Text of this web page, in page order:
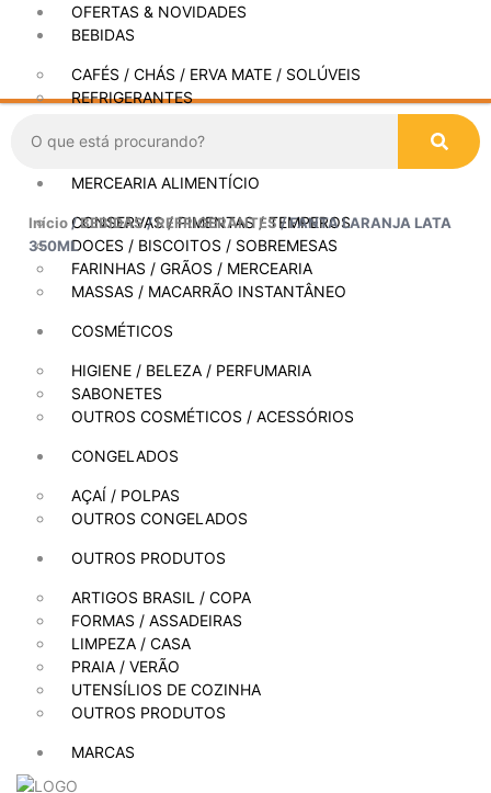
OFERTAS & NOVIDADES
BEBIDAS
CAFÉS / CHÁS / ERVA MATE / SOLÚVEIS
REFRIGERANTES
OUTRAS BEBIDAS
MERCEARIA ALIMENTÍCIO
CONSERVAS / PIMENTAS / TEMPEROS
DOCES / BISCOITOS / SOBREMESAS
FARINHAS / GRÃOS / MERCEARIA
MASSAS / MACARRÃO INSTANTÂNEO
COSMÉTICOS
HIGIENE / BELEZA / PERFUMARIA
SABONETES
OUTROS COSMÉTICOS / ACESSÓRIOS
CONGELADOS
AÇAÍ / POLPAS
OUTROS CONGELADOS
OUTROS PRODUTOS
ARTIGOS BRASIL / COPA
FORMAS / ASSADEIRAS
LIMPEZA / CASA
PRAIA / VERÃO
UTENSÍLIOS DE COZINHA
OUTROS PRODUTOS
MARCAS
Início/BEBIDAS/REFRIGERANTES/ FANTA LARANJA LATA
350ML